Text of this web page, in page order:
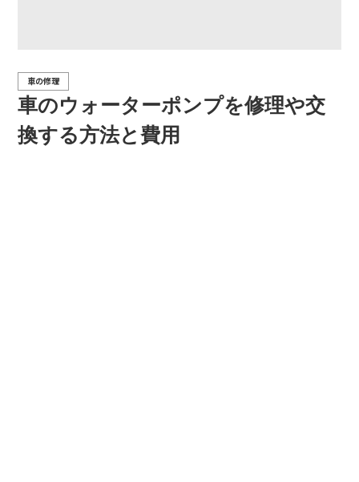
車のウォーターポンプを修理や交
換する方法と費用
車の修理